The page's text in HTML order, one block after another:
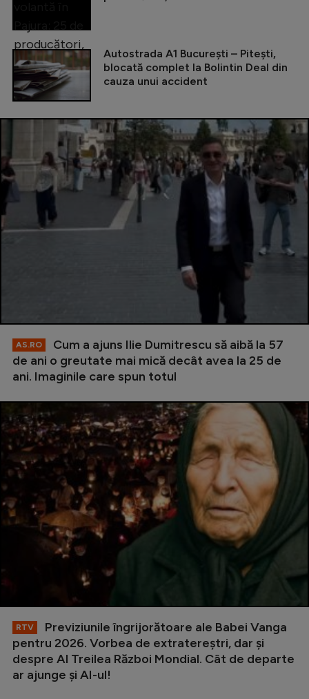
Autostrada A1 București – Pitești,
blocată complet la Bolintin Deal din
cauza unui accident
AS.RO
Cum a ajuns Ilie Dumitrescu să aibă la 57
de ani o greutate mai mică decât avea la 25 de
ani. Imaginile care spun totul
RTV
Previziunile îngrijorătoare ale Babei Vanga
pentru 2026. Vorbea de extratereștri, dar și
despre Al Treilea Război Mondial. Cât de departe
ar ajunge și AI-ul!